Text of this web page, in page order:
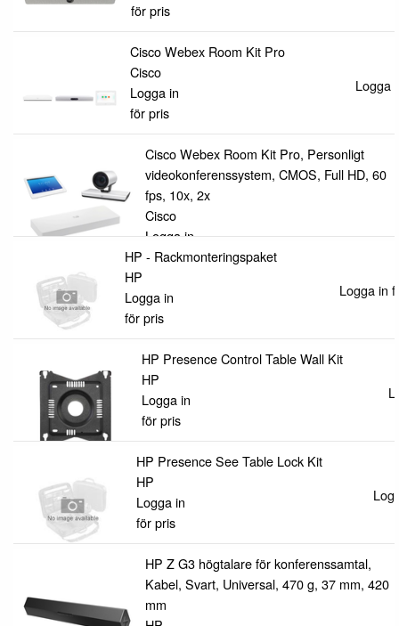
för pris
Cisco Webex Room Kit Pro
Cisco
Logga in
för pris
Logga
Cisco Webex Room Kit Pro, Personligt
videokonferenssystem, CMOS, Full HD, 60
fps, 10x, 2x
Cisco
Logga in
för pris
HP - Rackmonteringspaket
HP
Logga in
för pris
Logga in
HP Presence Control Table Wall Kit
HP
Logga in
för pris
HP Presence See Table Lock Kit
HP
Logga in
för pris
HP Z G3 högtalare för konferenssamtal,
Kabel, Svart, Universal, 470 g, 37 mm, 420
mm